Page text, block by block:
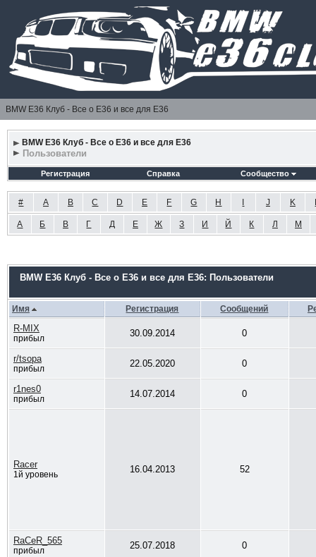
BMW E36 Клуб - Все о Е36 и все для Е36
BMW E36 Клуб - Все о Е36 и все для Е36
Пользователи
Регистрация Справка Сообщество
# A B C D E F G H J K
А Б В Г Д Е Ж З И Й К Л М
BMW E36 Клуб - Все о Е36 и все для Е36: Пользователи
Имя Регистрация Сообщений
R-MIX
прибыл 30.09.2014 0
r/tsopa
прибыл 22.05.2020 0
r1nes0
прибыл 14.07.2014 0
Racer
1й уровень 16.04.2013 52
RaCeR_565
прибыл 25.07.2018 0